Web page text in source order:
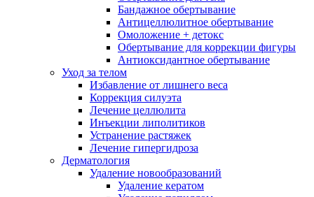
Бандажное обертывание
Антицеллюлитное обертывание
Омоложение + детокс
Обертывание для коррекции фигуры
Антиоксидантное обертывание
Уход за телом
Избавление от лишнего веса
Коррекция силуэта
Лечение целлюлита
Инъекции липолитиков
Устранение растяжек
Лечение гипергидроза
Дерматология
Удаление новообразований
Удаление кератом